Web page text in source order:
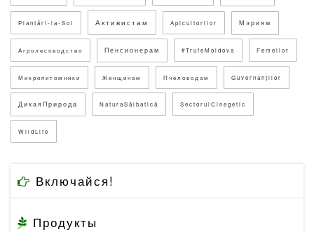
Plantări-la-Sol Активистам Apicultorilor Мэриям
Агролесоводство Пенсионерам #TrufeMoldova Femeilor
Микропитомники Женщинам Пчеловодам Guvernanților
ДикаяПрирода NaturaSălbatică SectorulCinegetic
WildLife
Включайся!
Продукты